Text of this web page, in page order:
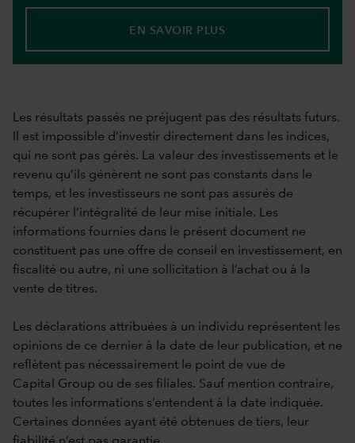
EN SAVOIR PLUS
Les résultats passés ne préjugent pas des résultats futurs.
Il est impossible d’investir directement dans les indices,
qui ne sont pas gérés. La valeur des investissements et le
revenu qu’ils génèrent ne sont pas constants dans le
temps, et les investisseurs ne sont pas assurés de
récupérer l’intégralité de leur mise initiale. Les
informations fournies dans le présent document ne
constituent pas une offre de conseil en investissement, en
fiscalité ou autre, ni une sollicitation à l’achat ou à la
vente de titres.
Les déclarations attribuées à un individu représentent les
opinions de ce dernier à la date de leur publication, et ne
reflètent pas nécessairement le point de vue de
Capital Group ou de ses filiales. Sauf mention contraire,
toutes les informations s’entendent à la date indiquée.
Certaines données ayant été obtenues de tiers, leur